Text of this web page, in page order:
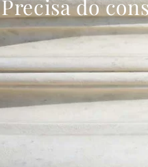
Precisa do